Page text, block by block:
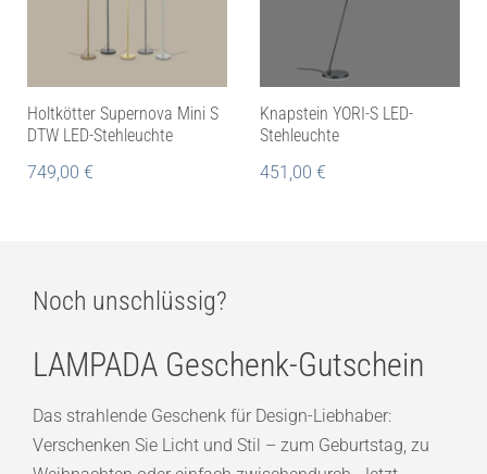
Holtkötter Supernova Mini S
DTW LED-Stehleuchte
749,00 €
Knapstein YORI-S LED-
Stehleuchte
451,00 €
Noch unschlüssig?
LAMPADA Geschenk-Gutschein
Das strahlende Geschenk für Design-Liebhaber:
Verschenken Sie Licht und Stil – zum Geburtstag, zu